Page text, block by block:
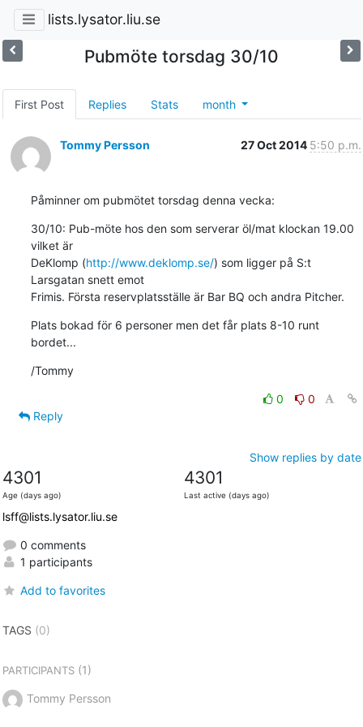
lists.lysator.liu.se
Pubmöte torsdag 30/10
First Post Replies Stats month
Tommy Persson 27 Oct 2014 5:50 p.m.
Påminner om pubmötet torsdag denna vecka:
30/10: Pub-möte hos den som serverar öl/mat klockan 19.00
vilket är
DeKlomp (http://www.deklomp.se/) som ligger på S:t
Larsgatan snett emot
Frimis. Första reservplatsställe är Bar BQ och andra Pitcher.
Plats bokad för 6 personer men det får plats 8-10 runt
bordet...
/Tommy
0
0
Reply
Show replies by date
4301
Age (days ago)
4301
Last active (days ago)
lsff@lists.lysator.liu.se
0 comments
1 participants
Add to favorites
TAGS (0)
PARTICIPANTS(1)
Tommy Persson